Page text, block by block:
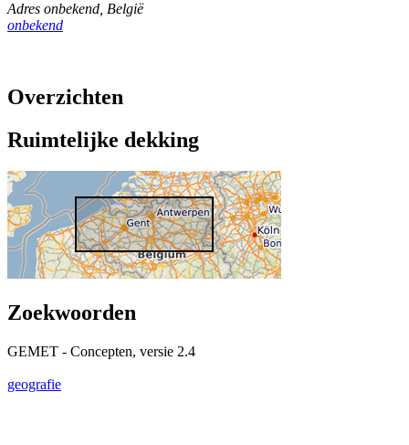
Adres onbekend, België
onbekend
Overzichten
Ruimtelijke dekking
Zoekwoorden
GEMET - Concepten, versie 2.4
geografie